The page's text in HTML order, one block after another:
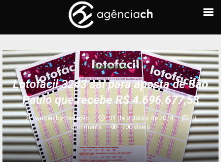
BEM NA FITA
Lotofácil 3243 sai para aposta de São
Paulo que recebe R$ 4.696.677,53
written byRedação 31 de outubro de 2024
0
comments
700views